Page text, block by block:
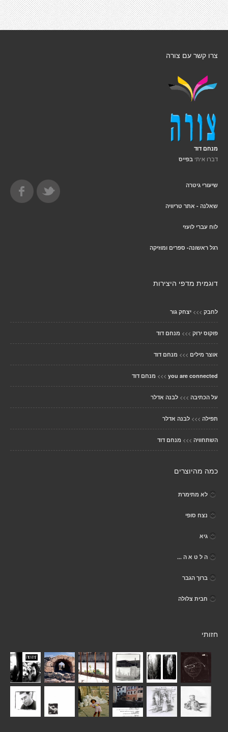
צרו קשר עם צורה
מנחם דוד
דברו איתי בפייס
שיעורי גיטרה
שאלנה - אתר טריוויה
לוח עברי לועזי
רגל ראשונה- ספרים ומוזיקה
דוגמית מדפי היצירות
לחבק >>> יצחק גור
פוקוס ירוק >>> מנחם דוד
אוצר מילים >>> מנחם דוד
you are connected
>>> מנחם דוד
על הכתיבה >>> לבנה אדלר
תפילה >>> לבנה אדלר
השתחוויה >>> מנחם דוד
כמה מהיוצרים
לא מתימרת
נצח סופי
גיא
ה ל ט א ה ...
ברוך הגבר
חבית צלולה
חזותי